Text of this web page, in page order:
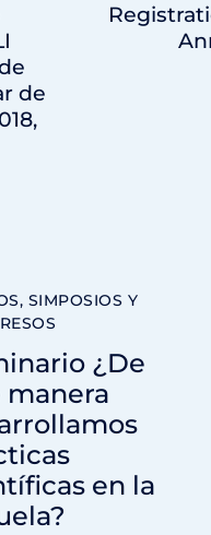
de
SIMPOSIOS Y
¿De
manera
en la